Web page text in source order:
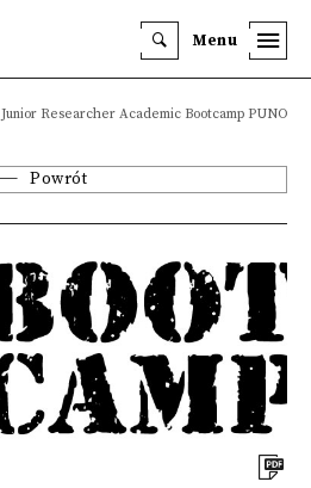
Menu
Junior Researcher Academic Bootcamp PUNO
Powrót